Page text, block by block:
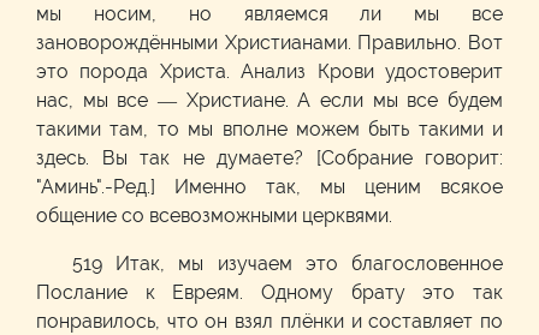
мы носим, но являемся ли мы все
зановорождёнными Христианами. Правильно. Вот
это порода Христа. Анализ Крови удостоверит
нас, мы все — Христиане. А если мы все будем
такими там, то мы вполне можем быть такими и
здесь. Вы так не думаете? [Собрание говорит:
"Аминь".-Ред.] Именно так, мы ценим всякое
общение со всевозможными церквями.
519 Итак, мы изучаем это благословенное
Послание к Евреям. Одному брату это так
понравилось, что он взял плёнки и составляет по